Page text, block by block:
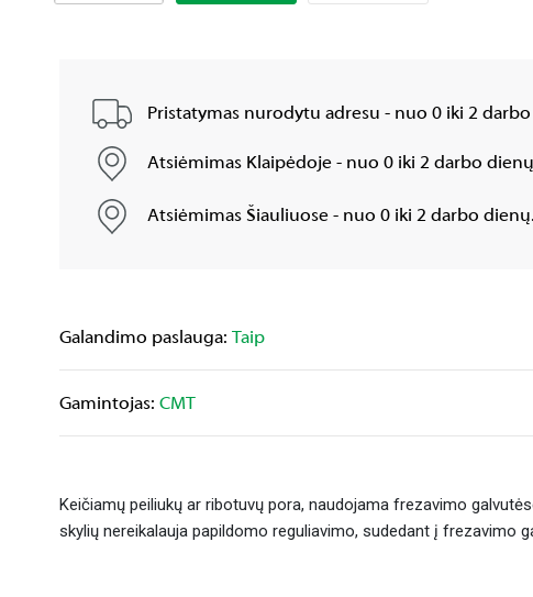
Pristatymas nurodytu adresu - nuo 0 iki 2
Atsiėmimas Klaipėdoje - nuo 0 iki 2 darbo
Atsiėmimas Šiauliuose - nuo 0 iki 2 darbo dienų.
Galandimo paslauga: Taip
Gamintojas: CMT
Keičiamų peiliukų ar ribotuvų pora, naudojama frezavimo
skylių nereikalauja papildomo reguliavimo, sudedant į frezavimo